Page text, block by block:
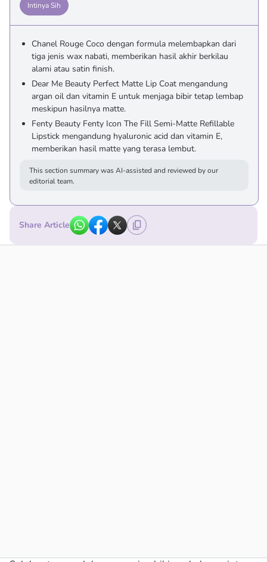
Intinya Sih
Chanel Rouge Coco dengan formula melembapkan dari
tiga jenis wax nabati, memberikan hasil akhir berkilau
alami atau satin finish.
Dear Me Beauty Perfect Matte Lip Coat mengandung
argan oil dan vitamin E untuk menjaga bibir tetap lembap
meskipun hasilnya matte.
Fenty Beauty Fenty Icon The Fill Semi-Matte Refillable
Lipstick mengandung hyaluronic acid dan vitamin E,
memberikan hasil matte yang terasa lembut.
This section summary was AI-assisted and reviewed by our
editorial team.
Share Article